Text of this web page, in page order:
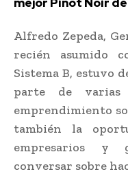
Alfredo Zepeda,
recién asumido
Sistema B, estuvo
parte de varias
emprendimiento
también la
empresarios y
conversar sobre